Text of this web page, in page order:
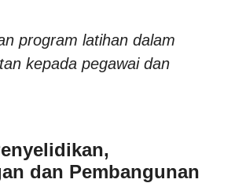
program latihan dalam
kepada pegawai dan
dan Pembangunan